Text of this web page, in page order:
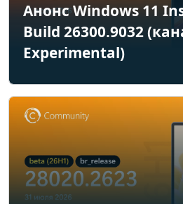
Анонс Windows 11
Build 26300.9032
Experimental)